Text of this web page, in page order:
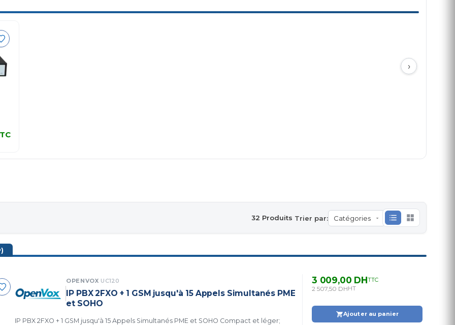
›
Trier par:
32 Produits
OPENVOX UC120
IP PBX 2FXO + 1 GSM jusqu'à 15 Appels Simultanés PME
et SOHO
IP PBX 2FXO + 1 GSM jusqu'à 15 Appels Simultanés PME et SOHO Compact et léger;
3 009,00 DHTTC
2 507,50 DHHT
Ajouter au panier